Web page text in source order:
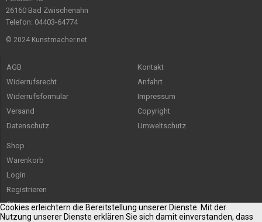
26160 Bad Zwischenahn
Telefon: 04403-64774
© 2024 Kunstmacher.net
AGB
Widerrufsrecht
Widerrufsformular
Versand
Datenschutz
Kontakt
Anfahrt
Impressum
Copyright
Umweltschutz
Shop
Warenkorb
Login
Registrieren
Sitemap
Cookies erleichtern die Bereitstellung unserer Dienste. Mit der
Nutzung unserer Dienste erklären Sie sich damit einverstanden, dass